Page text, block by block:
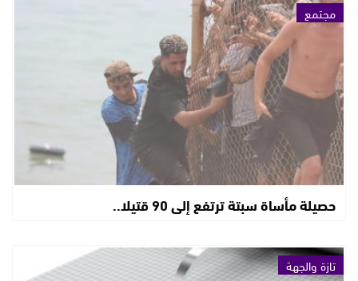
مجتمع
حصيلة مأساة سبتة ترتفع إلى 90 قتيلا..
تازة والجهة